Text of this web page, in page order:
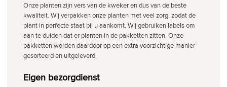
Onze planten zijn vers van de kweker en dus van de beste
kwaliteit. Wij verpakken onze planten met veel zorg, zodat de
plant in perfecte staat bij u aankomt. Wij gebruiken labels om
aan te duiden dat er planten in de pakketten zitten. Onze
pakketten worden daardoor op een extra voorzichtige manier
gesorteerd en uitgeleverd.
Eigen bezorgdienst